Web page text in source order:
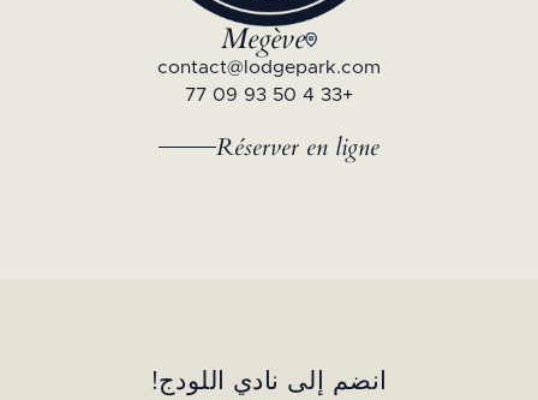
Megève
contact@lodgepark.com
+33 4 50 93 09 77
Réserver en ligne
انضم إلى نادي اللودج!